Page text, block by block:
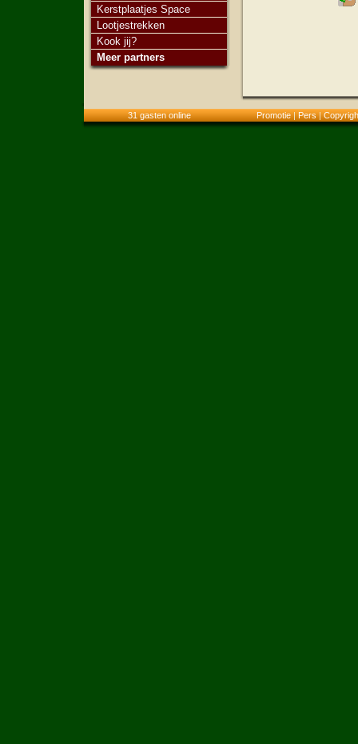
Kerstplaatjes Space
Lootjestrekken
Kook jij?
Meer partners
31 gasten online Promotie|Pers|